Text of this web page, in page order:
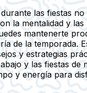
las fiestas no
la mentalidad y las
mantenerte
de la temporada.
y estrategias
y las fiestas de
y energía para